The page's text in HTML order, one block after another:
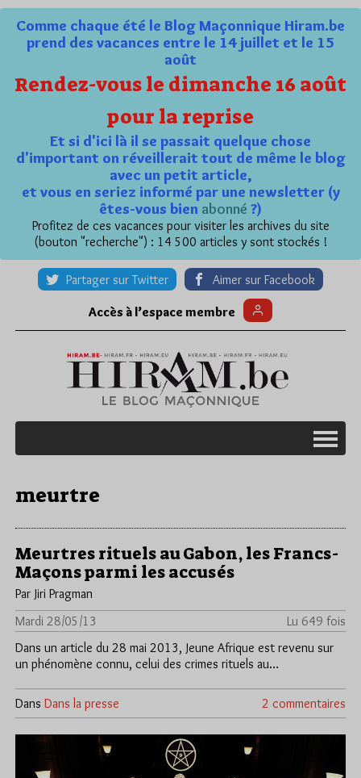
Comme chaque été le Blog Maçonnique Hiram.be
prend des vacances entre le 14 juillet et le 15
août
Rendez-vous le dimanche 16 août
pour la reprise
Et si d'ici là il se passait quelque chose
d'important on réveillerait tout de même le blog
avec un petit article,
et vous en seriez informé par une newsletter (y
êtes-vous bien abonné ?)
Profitez de ces vacances pour visiter les archives du site
(bouton "recherche") : 14 500 articles y sont stockés !
Partager sur Twitter Aimer sur Facebook
Accès à l’espace membre
meurtre
Meurtres rituels au Gabon, les Francs-
Maçons parmi les accusés
Par Jiri Pragman
Mardi 28/05/13
Lu 649 fois
Dans un article du 28 mai 2013, Jeune Afrique est revenu sur
un phénomène connu, celui des crimes rituels au…
Dans Dans la presse 2 commentaires